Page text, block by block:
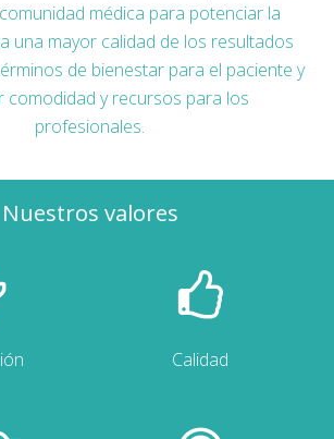
médica para potenciar la
una mayor calidad de los resultados
de bienestar para el paciente y
comodidad y recursos para los
profesionales.
Nuestros valores
Calidad